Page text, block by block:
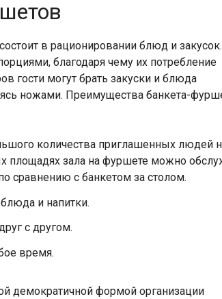
в рационировании блюд и
благодаря чему их потребление
гости могут брать закуски и блюда
ножами. Преимущества банкета-
количества приглашенных людей
площадях зала на фуршете можно
сравнению с банкетом за столом.
и напитки.
с другом.
время.
демократичной формой организации